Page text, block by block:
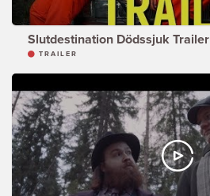
Slutdestination Dödssjuk Trailer
TRAILER